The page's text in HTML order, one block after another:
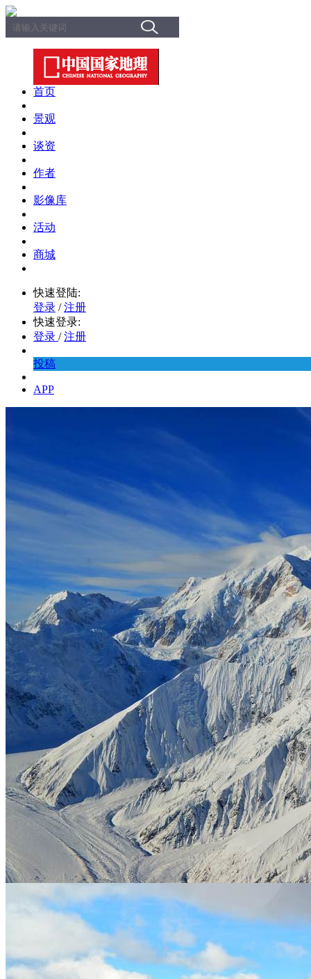
首页
景观
谈资
作者
影像库
活动
商城
快速登陆:
登录 / 注册
快速登录:
登录 / 注册
投稿
APP